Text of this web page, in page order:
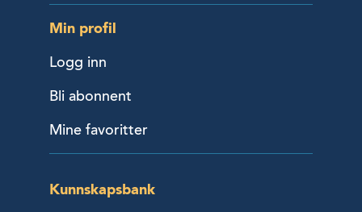
Min profil
Logg inn
Bli abonnent
Mine favoritter
Kunnskapsbank